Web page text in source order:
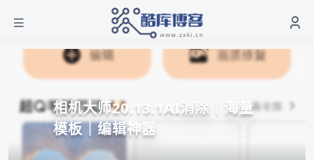
相机大师20.13.1AI消除｜海量
模板｜编辑神器